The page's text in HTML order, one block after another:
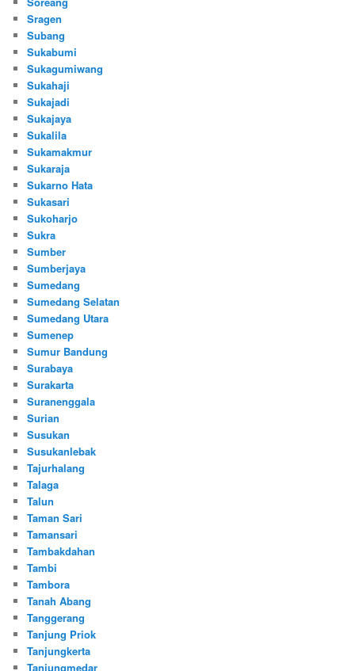
Sragen
Subang
Sukabumi
Sukagumiwang
Sukahaji
Sukajadi
Sukajaya
Sukalila
Sukamakmur
Sukaraja
Sukarno Hata
Sukasari
Sukoharjo
Sukra
Sumber
Sumberjaya
Sumedang
Sumedang Selatan
Sumedang Utara
Sumenep
Sumur Bandung
Surabaya
Surakarta
Suranenggala
Surian
Susukan
Susukanlebak
Tajurhalang
Talaga
Talun
Taman Sari
Tamansari
Tambakdahan
Tambi
Tambora
Tanah Abang
Tanggerang
Tanjung Priok
Tanjungkerta
Tanjungmedar